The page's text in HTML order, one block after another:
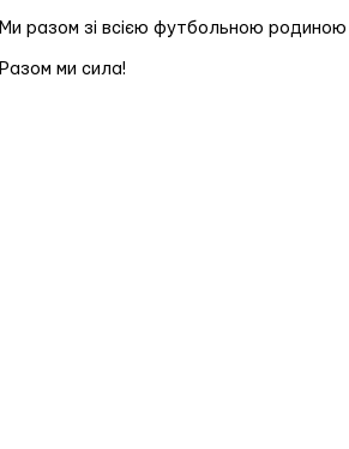
Ми разом зі всією футбольною
Разом ми сила!